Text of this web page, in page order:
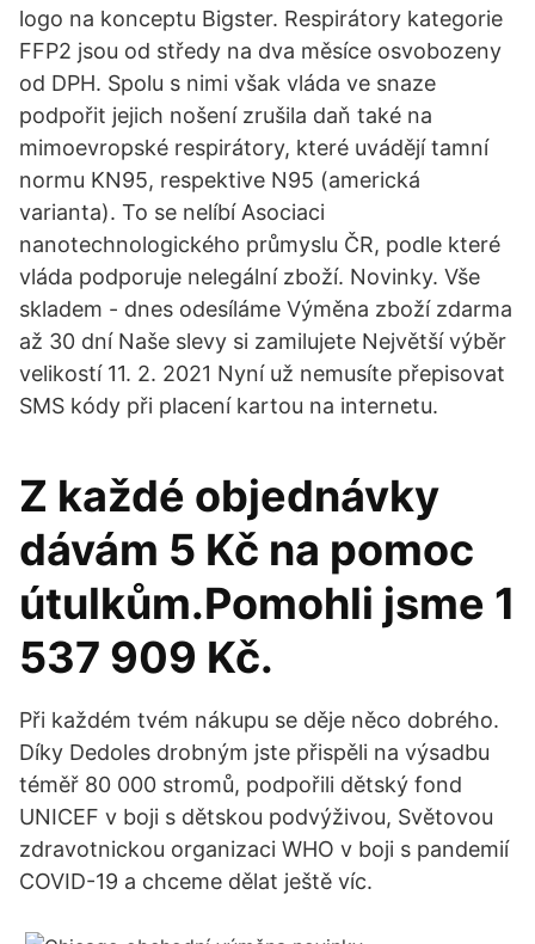
logo na konceptu Bigster. Respirátory kategorie
FFP2 jsou od středy na dva měsíce osvobozeny
od DPH. Spolu s nimi však vláda ve snaze
podpořit jejich nošení zrušila daň také na
mimoevropské respirátory, které uvádějí tamní
normu KN95, respektive N95 (americká
varianta). To se nelíbí Asociaci
nanotechnologického průmyslu ČR, podle které
vláda podporuje nelegální zboží. Novinky. Vše
skladem - dnes odesíláme Výměna zboží zdarma
až 30 dní Naše slevy si zamilujete Největší výběr
velikostí 11. 2. 2021 Nyní už nemusíte přepisovat
SMS kódy při placení kartou na internetu.
Z každé objednávky
dávám 5 Kč na pomoc
útulkům.Pomohli jsme 1
537 909 Kč.
Při každém tvém nákupu se děje něco dobrého.
Díky Dedoles drobným jste přispěli na výsadbu
téměř 80 000 stromů, podpořili dětský fond
UNICEF v boji s dětskou podvýživou, Světovou
zdravotnickou organizaci WHO v boji s pandemií
COVID-19 a chceme dělat ještě víc.